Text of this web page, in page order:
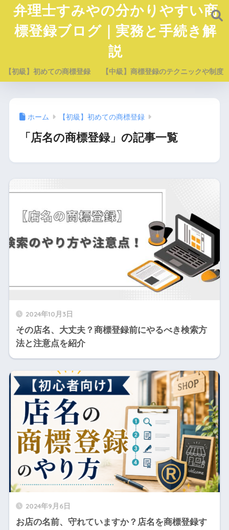
弁理士すみやの分かりやすい商
標登録ブログ｜実務と手続き解
説
【初級】初めての商標登録 【中級】商標登録のテクニックや制度
ホーム 【初級】初めての商標登録
「店名の商標登録」の記事一覧
2024年10月3日
その店名、大丈夫？商標登録前にやるべき検索方
法と注意点を紹介
2024年9月6日
お店の名前、守れていますか？店名を商標登録す